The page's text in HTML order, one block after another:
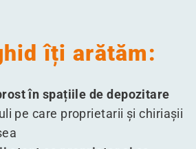
îți arătăm:
în spațiile de depozitare
pe care proprietarii și chiriașii